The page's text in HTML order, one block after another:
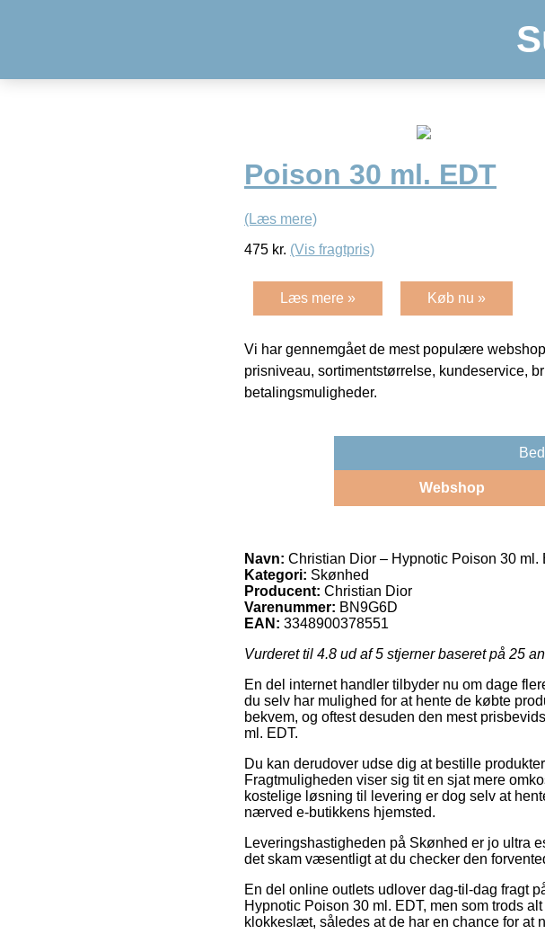
Poison 30 ml. EDT
(Læs mere)
475 kr. (Vis fragtpris)
Læs mere » Køb nu »
Vi har gennemgået de mest populære
prisniveau, sortimentstørrelse, kundeservice,
betalingsmuligheder.
Webshop
Navn: Christian Dior – Hypnotic Poison 30 ml.
Kategori: Skønhed
Producent: Christian Dior
Varenummer: BN9G6D
EAN: 3348900378551
Vurderet til 4.8 ud af 5 stjerner baseret på 25
En del internet handler tilbyder nu om dage
du selv har mulighed for at hente de købte
bekvem, og oftest desuden den mest
ml. EDT.
Du kan derudover udse dig at bestille
Fragtmuligheden viser sig tit en sjat mere
kostelige løsning til levering er dog selv at
nærved e-butikkens hjemsted.
Leveringshastigheden på Skønhed er jo ultra
det skam væsentligt at du checker den
En del online outlets udlover dag-til-dag fragt
Hypnotic Poison 30 ml. EDT, men som trods
klokkeslæt, således at de har en chance for at